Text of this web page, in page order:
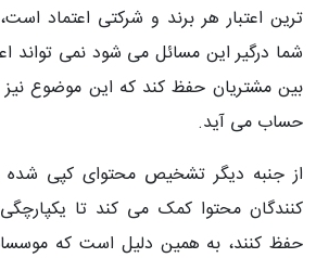
ترین اعتبار هر برند و شرکتی اعتماد
شما درگیر این مسائل می شود نمی تواند
بین مشتریان حفظ کند که این موضوع نیز
حساب می آید.
از جنبه دیگر تشخیص محتوای کپی شده
کنندگان محتوا کمک می کند تا
حفظ کنند، به همین دلیل است که